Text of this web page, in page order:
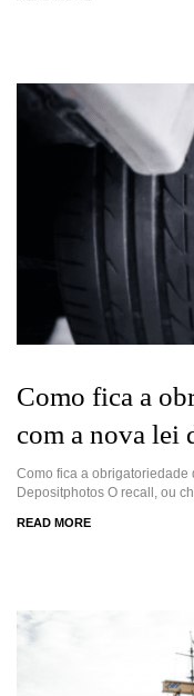
Como fica a
com a nova lei
Como fica a obrigatoriedade
Depositphotos O recall, ou
READ MORE